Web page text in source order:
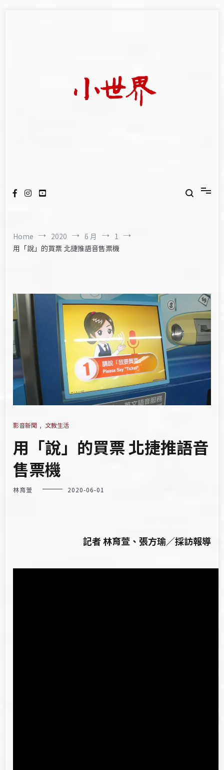
Home 2020 6 月
1
用「說」的買票 北捷推語音售票機
影音新聞 , 文教生活
用「說」的買票 北捷推語音
售票機
林育萱 2020-06-01
記者 林育萱、張方瑜／採訪報導